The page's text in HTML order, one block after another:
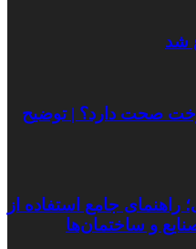
شد
صحت دارد؟ | توضیح
راهنمای جامع استفاده از
و ساختمان‌ها